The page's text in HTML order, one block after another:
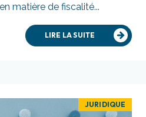
matière de fiscalité...
LIRE LA SUITE
JURIDIQUE